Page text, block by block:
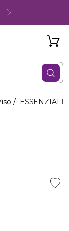
ESSENZIALI